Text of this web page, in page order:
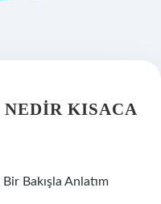
KISACA
Bakışla Anlatım